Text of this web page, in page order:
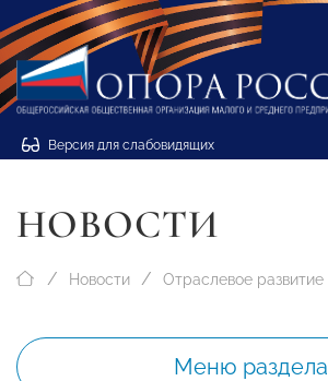
Версия для слабовидящих
НОВОСТИ
Новости Отраслевое развитие
Меню раздела